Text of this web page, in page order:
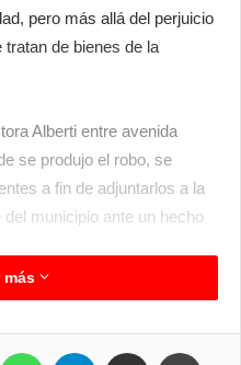
pero más allá del perjuicio
de bienes de la
Alberti entre avenida
se produjo el robo, se
a fin de adjuntarlos a la
municipio ante un hecho
más